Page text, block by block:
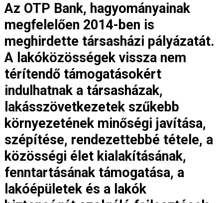
Az OTP Bank, hagyományainak
megfelelően 2014-ben is
meghirdette társasházi pályázatát.
A lakóközösségek vissza nem
térítendő támogatásokért
indulhatnak a társasházak,
lakásszövetkezetek szűkebb
környezetének minőségi javítása,
szépítése, rendezettebbé tétele, a
közösségi élet kialakításának,
fenntartásának támogatása, a
lakóépületek és a lakók